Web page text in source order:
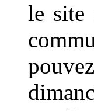
le site